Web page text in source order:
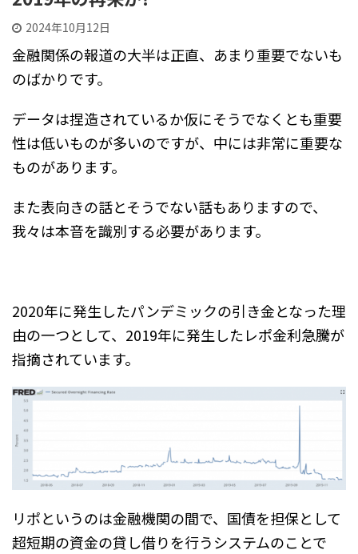
2024年10月12日
金融関係の報道の大半は正直、あまり重要でないも
のばかりです。
データは捏造されているか仮にそうでなくとも重要
性は低いものが多いのですが、中には非常に重要な
ものがあります。
また表向きの話とそうでない話もありますので、
我々は本音を識別する必要があります。
2020年に発生したパンデミックの引き金となった理
由の一つとして、2019年に発生したレポ金利急騰が
指摘されています。
リポというのは金融機関の間で、国債を担保として
超短期の資金の貸し借りを行うシステムのことで